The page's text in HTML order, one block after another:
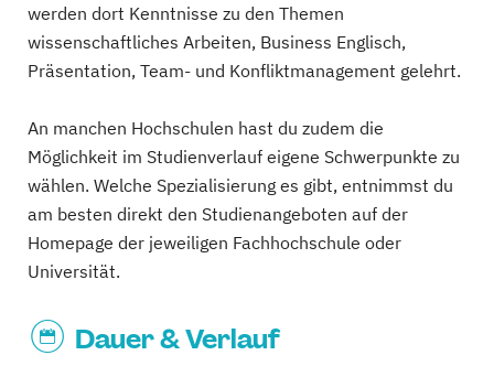
werden dort Kenntnisse zu den Themen
wissenschaftliches Arbeiten, Business Englisch,
Präsentation, Team- und Konfliktmanagement gelehrt.
An manchen Hochschulen hast du zudem die
Möglichkeit im Studienverlauf eigene Schwerpunkte zu
wählen. Welche Spezialisierung es gibt, entnimmst du
am besten direkt den Studienangeboten auf der
Homepage der jeweiligen Fachhochschule oder
Universität.
Dauer & Verlauf